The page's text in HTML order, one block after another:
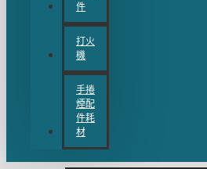
件
打火
機
手捲
煙配
件耗
材